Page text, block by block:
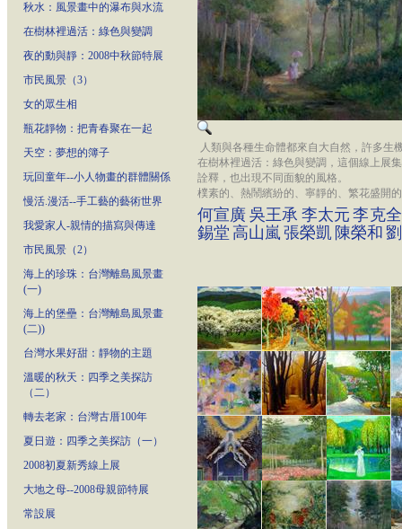
秋水：風景畫中的瀑布與水流
在樹林裡過活：綠色與變調
夜的動與靜：2008中秋節特展
市民風景（3）
女的眾生相
瓶花靜物：把青春聚在一起
天空：夢想的簿子
玩回童年--小人物畫的群體關係
慢活.漫活--手工藝的藝術世界
我愛家人-親情的描寫與傳達
市民風景（2）
海上的珍珠：台灣離島風景畫
(一)
海上的堡壘：台灣離島風景畫
(二))
台灣水果好甜：靜物的主題
溫暖的秋天：四季之美探訪
（二）
轉去老家：台灣古厝100年
夏日遊：四季之美探訪（一）
2008初夏新秀線上展
大地之母--2008母親節特展
常設展
人類與各種生命體都來自大自然， 許多生
在樹林裡過活：綠色與變調，這個線上展
詮釋， 也出現不同面貌的風格。
樸素的、熱鬧繽紛的、寧靜的、繁花盛開
何宣廣 吳王承 李太元 李克全
錫堂 高山嵐 張榮凱 陳榮和